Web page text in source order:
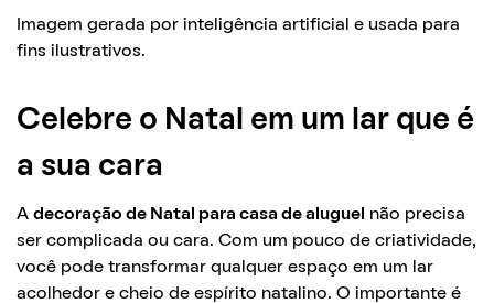
Imagem gerada por inteligência artificial e usada para
fins ilustrativos.
Celebre o Natal em um lar que é
a sua cara
A decoração de Natal para casa de aluguel
não precisa
ser complicada ou cara. Com um pouco de criatividade,
você pode transformar qualquer espaço em um lar
acolhedor e cheio de espírito natalino. O importante é